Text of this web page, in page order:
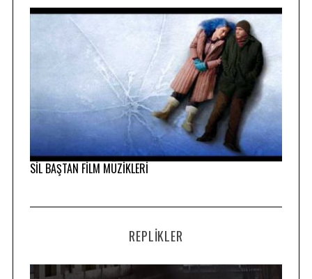
SİL BAŞTAN FİLM MÜZİKLERİ
REPLIKLER